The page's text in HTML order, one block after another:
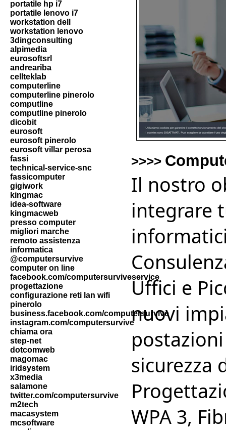
portatile hp i7
portatile lenovo i7
workstation dell
workstation lenovo
3dingconsulting
alpimedia
eurosoftsrl
andreariba
cellteklab
computerline
computerline pinerolo
computline
computline pinerolo
dicobit
eurosoft
eurosoft pinerolo
eurosoft villar perosa
fassi
technical-service-snc
fassicomputer
gigiwork
kingmac
idea-software
kingmacweb
presso computer
migliori marche
remoto assistenza
informatica
@computersurvive
computer on line
facebook.com/computersurviveservice
progettazione
configurazione reti lan wifi
pinerolo
business.facebook.com/computersurvive
instagram.com/computersurvive
chiama ora
step-net
dotcomweb
magomac
iridsystem
x3media
salamone
twitter.com/computersurvive
m2tech
macasystem
mcsoftware
>>>>
Il nostro
integrare
Uffici e
nuovi
sicurezza
WPA 3,